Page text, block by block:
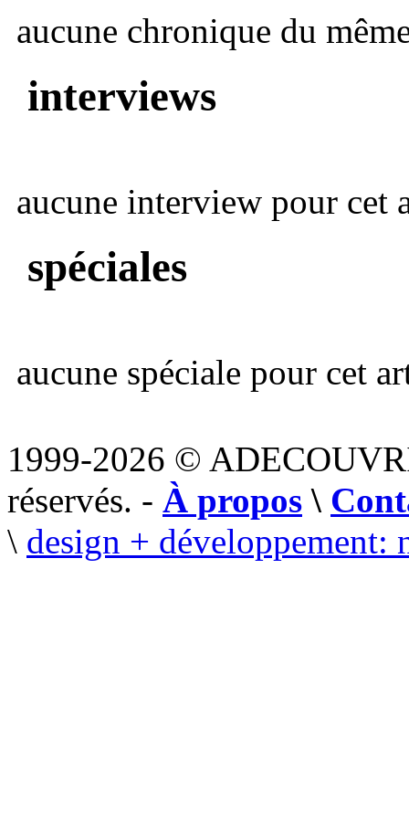
aucune chronique du
interviews
aucune interview pour cet
spéciales
aucune spéciale pour cet
1999-2026 ©
réservés. - À propos \
\ design + développement: